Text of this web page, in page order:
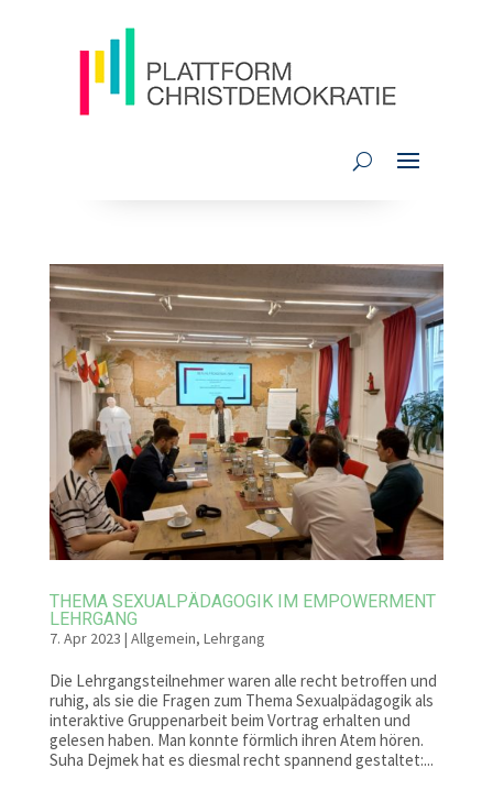
THEMA SEXUALPÄDAGOGIK IM EMPOWERMENT
LEHRGANG
7. Apr 2023 | Allgemein, Lehrgang
Die Lehrgangsteilnehmer waren alle recht betroffen und
ruhig, als sie die Fragen zum Thema Sexualpädagogik als
interaktive Gruppenarbeit beim Vortrag erhalten und
gelesen haben. Man konnte förmlich ihren Atem hören.
Suha Dejmek hat es diesmal recht spannend gestaltet:...